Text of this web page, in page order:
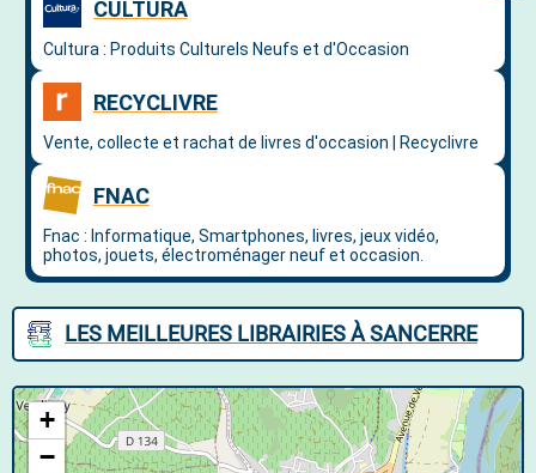
LES MEILLEURES LIBRAIRIES À SANCERRE
+
−